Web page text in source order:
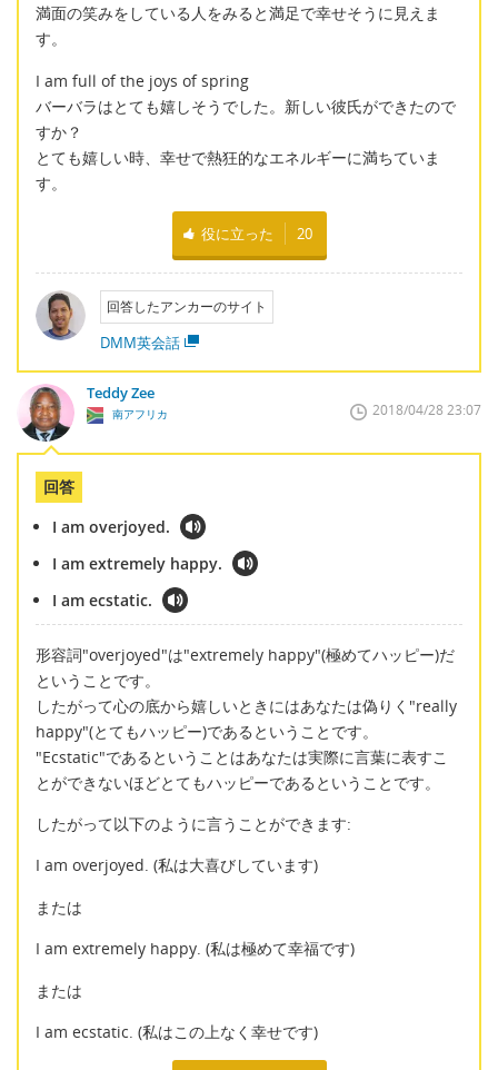
満面の笑みをしている人をみると満足で幸せそうに見えま
す。
I am full of the joys of spring
バーバラはとても嬉しそうでした。新しい彼氏ができたので
すか？
とても嬉しい時、幸せで熱狂的なエネルギーに満ちていま
す。
役に立った 20
回答したアンカーのサイト
DMM英会話
Teddy Zee
南アフリカ 2018/04/28 23:07
回答
I am overjoyed.
I am extremely happy.
I am ecstatic.
形容詞"overjoyed"は"extremely happy"(極めてハッピー)だ
ということです。
したがって心の底から嬉しいときにはあなたは偽りく"really
happy"(とてもハッピー)であるということです。
"Ecstatic"であるということはあなたは実際に言葉に表すこ
とができないほどとてもハッピーであるということです。
したがって以下のように言うことができます:
I am overjoyed. (私は大喜びしています)
または
I am extremely happy. (私は極めて幸福です)
または
I am ecstatic. (私はこの上なく幸せです)